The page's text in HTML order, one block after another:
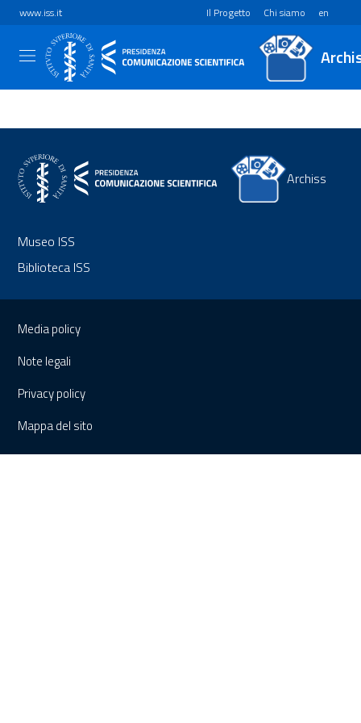
www.iss.it Il Progetto Chi siamo en
Archiss
Museo ISS
Biblioteca ISS
Media policy
Note legali
Privacy policy
Mappa del sito